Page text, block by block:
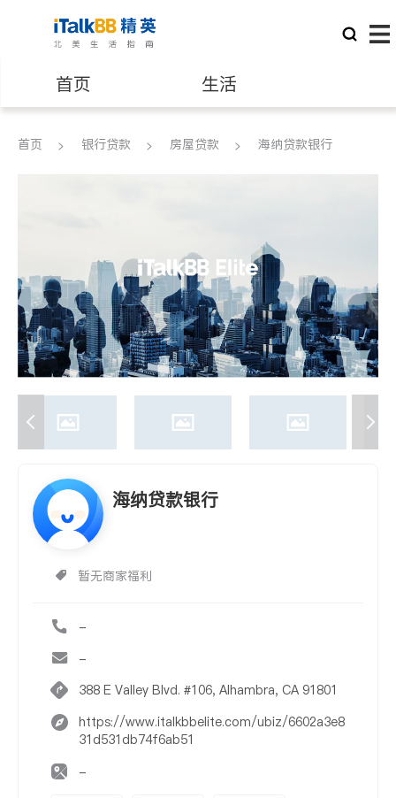
首页 生活
医生 律师
养老 非盈利组织
首页 银行贷款 房屋贷款 海纳贷款银行
海纳贷款银行
暂无商家福利
-
-
388 E Valley Blvd. #106, Alhambra, CA 91801
https://www.italkbbelite.com/ubiz/6602a3e8
31d531db74f6ab51
-